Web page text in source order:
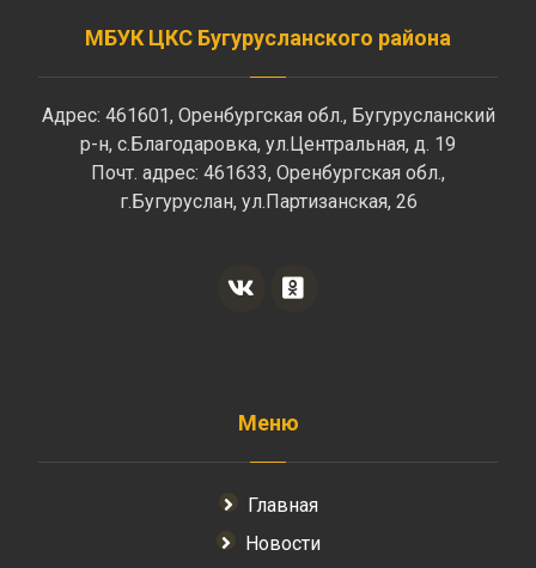
МБУК ЦКС Бугурусланского района
Адрес: 461601, Оренбургская обл., Бугурусланский
р-н, с.Благодаровка, ул.Центральная, д. 19
Почт. адрес: 461633, Оренбургская обл.,
г.Бугуруслан, ул.Партизанская, 26
Меню
Главная
Новости